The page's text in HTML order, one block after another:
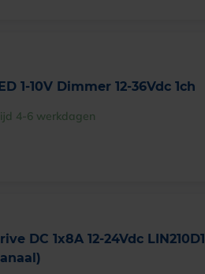
1-10V Dimmer 12-36Vdc 1ch
4-6 werkdagen
DC 1x8A 12-24Vdc LIN210D1